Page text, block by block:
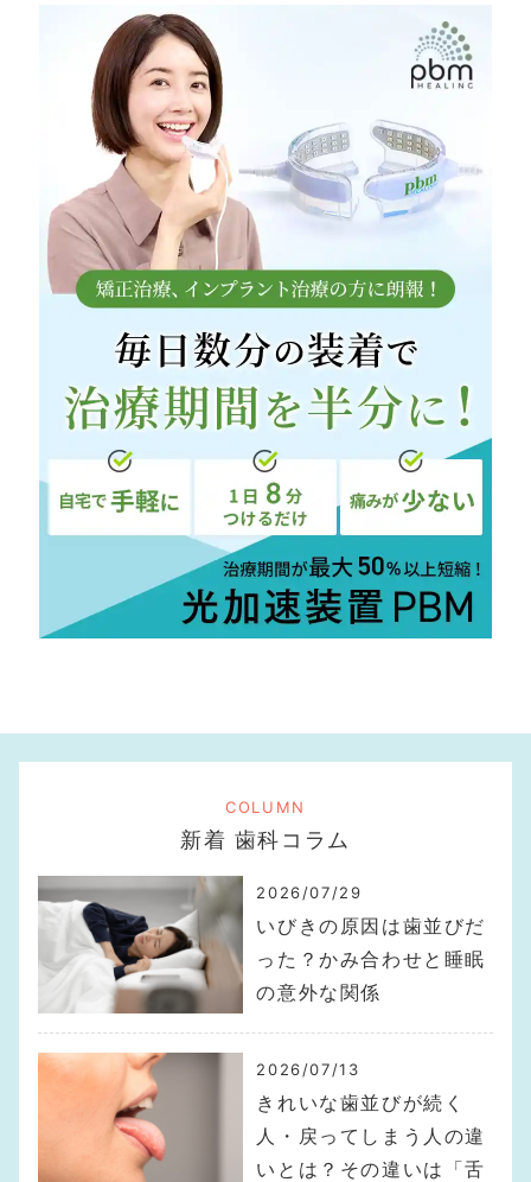
COLUMN
新着 歯科コラム
2026/07/29
いびきの原因は歯並びだ
った？かみ合わせと睡眠
の意外な関係
2026/07/13
きれいな歯並びが続く
人・戻ってしまう人の違
いとは？その違いは「舌